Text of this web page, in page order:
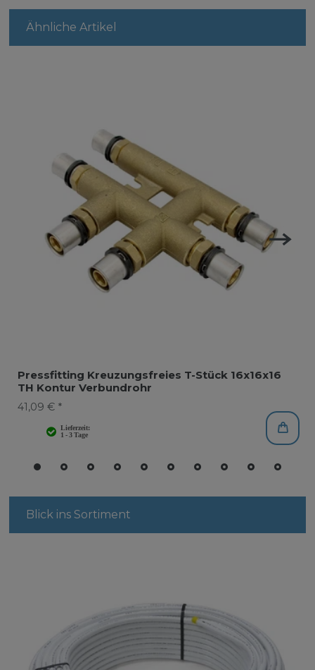
Ähnliche Artikel
Pressfitting Kreuzungsfreies T-Stück 16x16x16
TH Kontur Verbundrohr
41,09 € *
Blick ins Sortiment